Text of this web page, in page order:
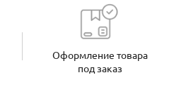
Оформление товара
под заказ